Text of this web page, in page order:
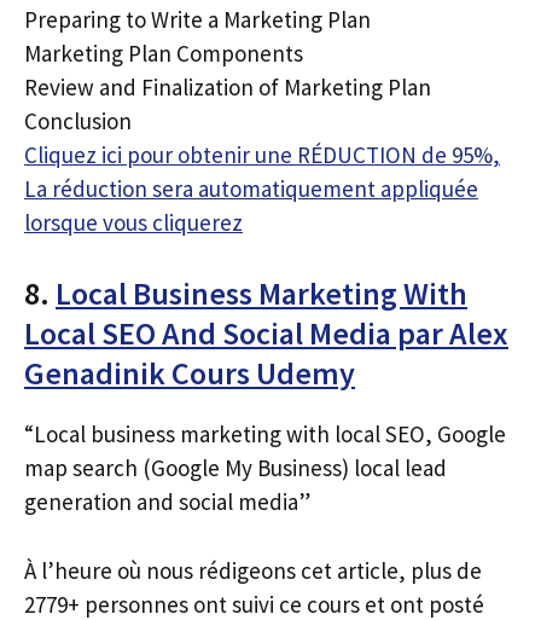
Preparing to Write a Marketing Plan
Marketing Plan Components
Review and Finalization of Marketing Plan
Conclusion
Cliquez ici pour obtenir une RÉDUCTION de 95%,
La réduction sera automatiquement appliquée
lorsque vous cliquerez
8. Local Business Marketing With
Local SEO And Social Media par Alex
Genadinik Cours Udemy
“Local business marketing with local SEO, Google
map search (Google My Business) local lead
generation and social media”
À l’heure où nous rédigeons cet article, plus de
2779+ personnes ont suivi ce cours et ont posté